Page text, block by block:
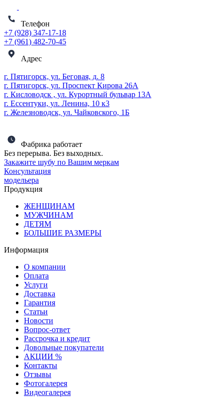
Телефон
+7 (928) 347-17-18
+7 (961) 482-70-45
Адрес
г. Пятигорск, ул. Беговая, д. 8
г. Пятигорск, ул. Проспект Кирова 26А
г. Кисловодск , ул. Курортный бульвар 13А
г. Ессентуки, ул. Ленина, 10 к3
г. Железноводск, ул. Чайковского, 1Б
Фабрика работает
Без перерыва. Без выходных.
Закажите шубу по Вашим меркам
Консультация
модельера
Продукция
ЖЕНЩИНАМ
МУЖЧИНАМ
ДЕТЯМ
БОЛЬШИЕ РАЗМЕРЫ
Информация
О компании
Оплата
Услуги
Доставка
Гарантия
Статьи
Новости
Вопрос-ответ
Рассрочка и кредит
Довольные покупатели
АКЦИИ %
Контакты
Отзывы
Фотогалерея
Видеогалерея